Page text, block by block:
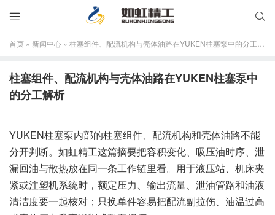


首页 » 新闻中心 » 柱塞组件、配流机构与壳体油路在YUKEN柱塞泵中的分工解析
柱塞组件、配流机构与壳体油路在YUKEN柱塞泵中
的分工解析
YUKEN柱塞泵内部的柱塞组件、配流机构和壳体油路不能
分开判断。如虹精工这篇摘要把容积变化、吸压油时序、泄
漏回油与散热放在同一条工作链里看。用于液压站、机床夹
紧或注塑机系统时，额定压力、输出流量、泄油管路和油液
清洁度要一起核对；只换单件容易把配流副拉伤、油温过高